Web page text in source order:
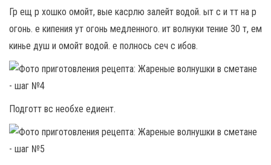
Гр ещ р хошко омойт, вые касрлю залейт водой. ыт с и тт на р
огонь. е кипения ут огонь медленного. ит волнуки тение 30 т, ем
кинье душ и омойт водой. е полнось сеч с ибов.
Подготт вс необхе едиент.